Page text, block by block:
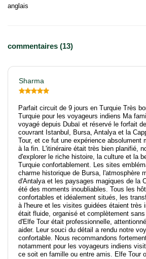
anglais
commentaires (13)
Sharma
Parfait circuit de 9 jours en Turquie Très
Turquie pour les voyageurs indiens Ma
voyagé depuis Dubaï et réservé le forfait
couvrant Istanbul, Bursa, Antalya et la
Tour, et ce fut une expérience absolument
à la fin. L'itinéraire était très bien planifié,
d'explorer le riche histoire, la culture et la
Turquie confortablement. Les sites
charme historique de Bursa, l'atmosphère
d'Antalya et les paysages magiques de la
été des moments inoubliables. Tous les
confortables et idéalement situés, les
à l'heure et les visites guidées étaient très
était fluide, organisé et complètement
d'Elfe Tour était professionnelle,
aider. Leur souci du détail a rendu notre
confortable. Nous recommandons
notamment pour les voyageurs indiens
ce soit en famille ou entre amis. Elfe Tour